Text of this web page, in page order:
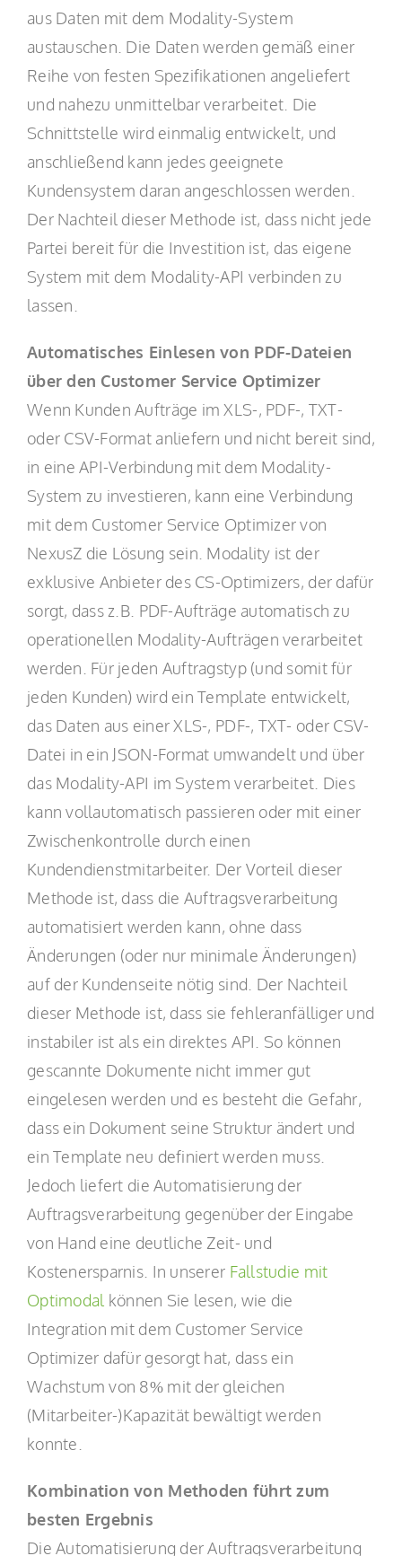
aus Daten mit dem Modality-System
austauschen. Die Daten werden gemäß einer
Reihe von festen Spezifikationen angeliefert
und nahezu unmittelbar verarbeitet. Die
Schnittstelle wird einmalig entwickelt, und
anschließend kann jedes geeignete
Kundensystem daran angeschlossen werden.
Der Nachteil dieser Methode ist, dass nicht jede
Partei bereit für die Investition ist, das eigene
System mit dem Modality-API verbinden zu
lassen.
Automatisches Einlesen von PDF-Dateien
über den Customer Service Optimizer
Wenn Kunden Aufträge im XLS-, PDF-, TXT-
oder CSV-Format anliefern und nicht bereit sind,
in eine API-Verbindung mit dem Modality-
System zu investieren, kann eine Verbindung
mit dem Customer Service Optimizer von
NexusZ die Lösung sein. Modality ist der
exklusive Anbieter des CS-Optimizers, der dafür
sorgt, dass z.B. PDF-Aufträge automatisch zu
operationellen Modality-Aufträgen verarbeitet
werden. Für jeden Auftragstyp (und somit für
jeden Kunden) wird ein Template entwickelt,
das Daten aus einer XLS-, PDF-, TXT- oder CSV-
Datei in ein JSON-Format umwandelt und über
das Modality-API im System verarbeitet. Dies
kann vollautomatisch passieren oder mit einer
Zwischenkontrolle durch einen
Kundendienstmitarbeiter. Der Vorteil dieser
Methode ist, dass die Auftragsverarbeitung
automatisiert werden kann, ohne dass
Änderungen (oder nur minimale Änderungen)
auf der Kundenseite nötig sind. Der Nachteil
dieser Methode ist, dass sie fehleranfälliger und
instabiler ist als ein direktes API. So können
gescannte Dokumente nicht immer gut
eingelesen werden und es besteht die Gefahr,
dass ein Dokument seine Struktur ändert und
ein Template neu definiert werden muss.
Jedoch liefert die Automatisierung der
Auftragsverarbeitung gegenüber der Eingabe
von Hand eine deutliche Zeit- und
Kostenersparnis. In unserer Fallstudie mit
Optimodal können Sie lesen, wie die
Integration mit dem Customer Service
Optimizer dafür gesorgt hat, dass ein
Wachstum von 8% mit der gleichen
(Mitarbeiter-)Kapazität bewältigt werden
konnte.
Kombination von Methoden führt zum
besten Ergebnis
Die Automatisierung der Auftragsverarbeitung